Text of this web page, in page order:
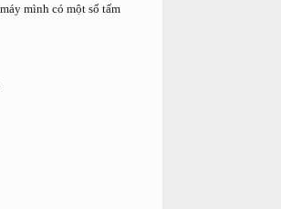
mình có một số tấm